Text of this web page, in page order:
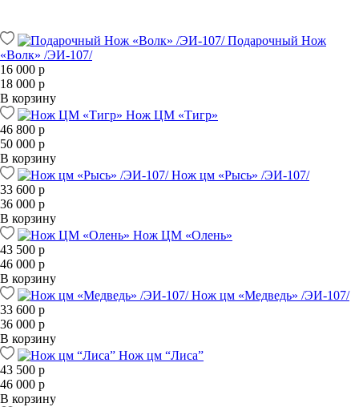
Подарочный Нож
«Волк» /ЭИ-107/
16 000 р
18 000 р
В корзину
Нож ЦМ «Тигр»
46 800 р
50 000 р
В корзину
Нож цм «Рысь» /ЭИ-107/
33 600 р
36 000 р
В корзину
Нож ЦМ «Олень»
43 500 р
46 000 р
В корзину
Нож цм «Медведь» /ЭИ-107/
33 600 р
36 000 р
В корзину
Нож цм “Лиса”
43 500 р
46 000 р
В корзину